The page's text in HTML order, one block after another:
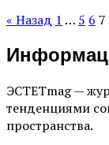
« Назад 1 … 5 6 7
ЭСТЕТmag —
тенденциями
пространства.